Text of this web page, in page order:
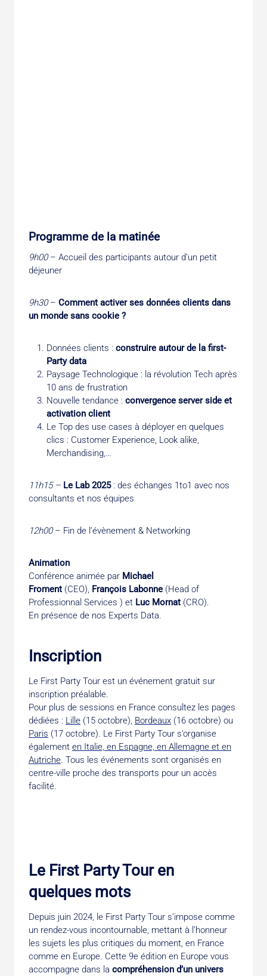
Programme de la matinée
9h00– Accueil des participants autour d’un petit
déjeuner
9h30– Comment activer ses données clients dans
un monde sans cookie ?
Données clients : construire autour de la first-
Party data
Paysage Technologique : la révolution Tech après
10 ans de frustration
Nouvelle tendance : convergence server side et
activation client
Le Top des use cases à déployer en quelques
clics : Customer Experience, Look alike,
Merchandising,…
11h15 – Le Lab 2025: des échanges 1to1 avec nos
consultants et nos équipes
12h00– Fin de l’évènement & Networking
Animation
Conférence animée par Michael
Froment (CEO), François Labonne (Head of
Professionnal Services ) et Luc Mornat (CRO).
En présence de nos Experts Data.
Inscription
Le First Party Tour est un événement gratuit sur
inscription préalable.
Pour plus de sessions en France consultez les pages
dédiées : Lille (15 octobre), Bordeaux (16 octobre) ou
Paris (17 octobre). Le First Party Tour s’organise
également en Italie, en Espagne, en Allemagne et en
Autriche. Tous les événements sont organisés en
centre-ville proche des transports pour un accès
facilité.
Le First Party Tour en
quelques mots
Depuis juin 2024, le First Party Tour s’impose comme
un rendez-vous incontournable, mettant à l’honneur
les sujets les plus critiques du moment, en France
comme en Europe. Cette 9e édition en Europe vous
accompagne dans la compréhension d’un univers